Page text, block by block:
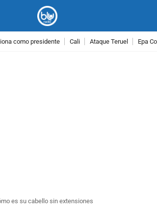
como presidente Cali Ataque Teruel Epa
es su cabello sin extensiones